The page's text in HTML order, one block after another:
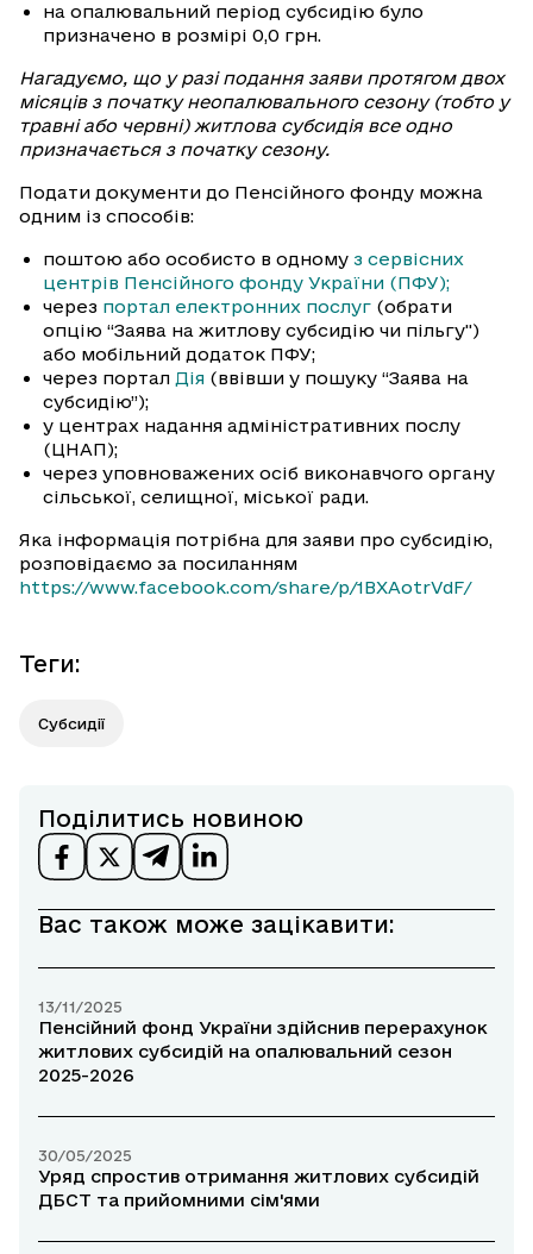
на опалювальний період субсидію було
призначено в розмірі 0,0 грн.
Нагадуємо, що у разі подання заяви протягом двох
місяців з початку неопалювального сезону (тобто у
травні або червні) житлова субсидія все одно
призначається з початку сезону.
Подати документи до Пенсійного фонду можна
одним із способів:
поштою або особисто в одному з сервісних
центрів Пенсійного фонду України (ПФУ);
через портал електронних послуг (обрати
опцію “Заява на житлову субсидію чи пільгу")
або мобільний додаток ПФУ;
через портал Дія (ввівши у пошуку “Заява на
субсидію”);
у центрах надання адміністративних послу
(ЦНАП);
через уповноважених осіб виконавчого органу
сільської, селищної, міської ради.
Яка інформація потрібна для заяви про субсидію,
розповідаємо за посиланням
https://www.facebook.com/share/p/1BXAotrVdF/
Теги:
Субсидії
Поділитись новиною
Вас також може зацікавити:
13/11/2025
Пенсійний фонд України здійснив перерахунок
житлових субсидій на опалювальний сезон
2025-2026
30/05/2025
Уряд спростив отримання житлових субсидій
ДБСТ та прийомними сім'ями